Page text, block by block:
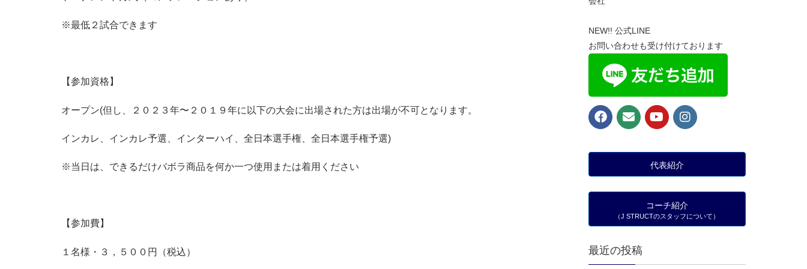
※最低２試合できます
【参加資格】
オープン(但し、２０２３年〜２０１９年に以下の大会に出場された方は出場が不可となります。
インカレ、インカレ予選、インターハイ、全日本選手権、全日本選手権予選)
※当日は、できるだけバボラ商品を何か一つ使用または着用ください
【参加費】
１名様・３，５００円（税込）
NEW!! 公式LINE
お問い合わせも受け付けております
代表紹介
コーチ紹介
（J STRUCTのスタッフについて）
最近の投稿